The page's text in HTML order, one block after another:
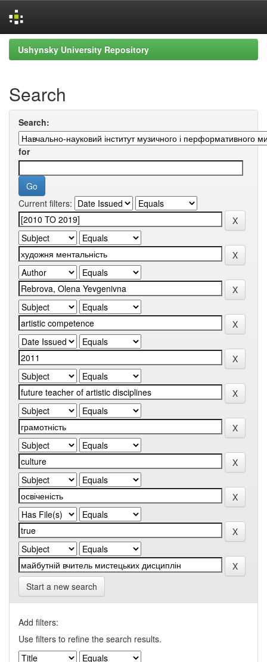
Skip
navigation
Ushynsky University Repository
Search
Search:
for
Current filters:
Start a new search
Add filters:
Use filters to refine the search results.